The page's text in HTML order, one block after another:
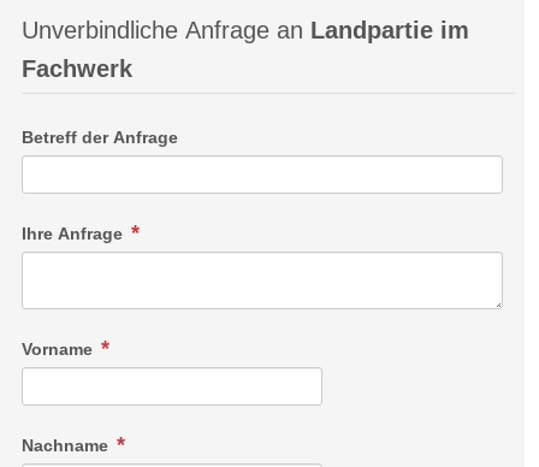
Unverbindliche Anfrage an Landpartie im
Fachwerk
Betreff der Anfrage
Ihre Anfrage
Vorname
Nachname